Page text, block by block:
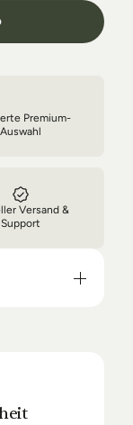
Premium-
Auswahl
Versand &
Support
Tagen bei